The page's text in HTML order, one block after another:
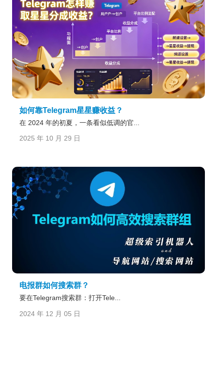
如何靠Telegram星星赚收益？
在 2024 年的初夏，一条看似低调的官...
2025 年 10 月 29 日
电报群如何搜索群？
要在Telegram搜索群：打开Tele...
2024 年 12 月 05 日